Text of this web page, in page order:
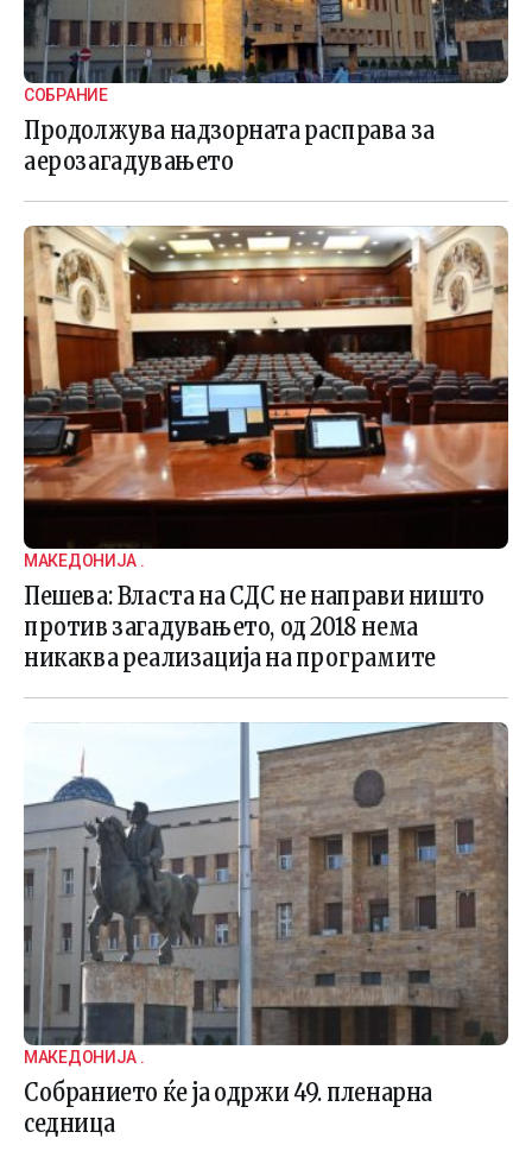
СОБРАНИЕ
Продолжува надзорната расправа за
аерозагадувањето
МАКЕДОНИЈА .
Пешева: Власта на СДС не направи ништо
против загадувањето, од 2018 нема
никаква реализација на програмите
МАКЕДОНИЈА .
Собранието ќе ја одржи 49. пленарна
седница